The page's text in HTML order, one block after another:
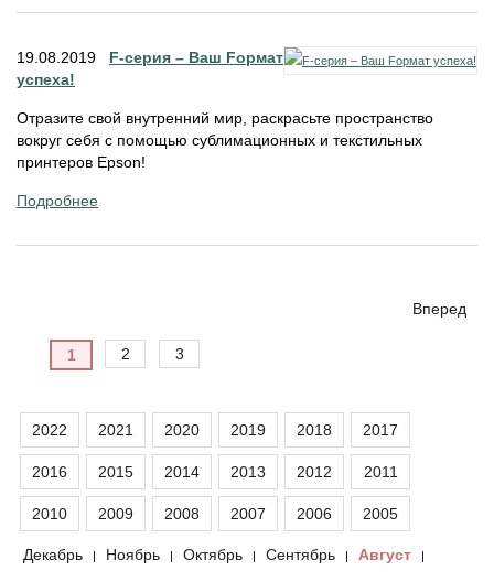
19.08.2019 F-серия – Ваш Fормат
успеха!
Отразите свой внутренний мир, раскрасьте пространство
вокруг себя с помощью сублимационных и текстильных
принтеров Epson!
Подробнее
Вперед
1 2 3
2022 2021 2020 2019 2018 2017
2016 2015 2014 2013 2012 2011
2010 2009 2008 2007 2006 2005
Декабрь | Ноябрь | Октябрь | Сентябрь | Август |